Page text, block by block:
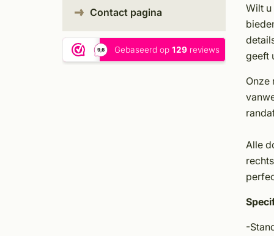
Contact pagina
Wilt
geeft
Onze
Alle
-